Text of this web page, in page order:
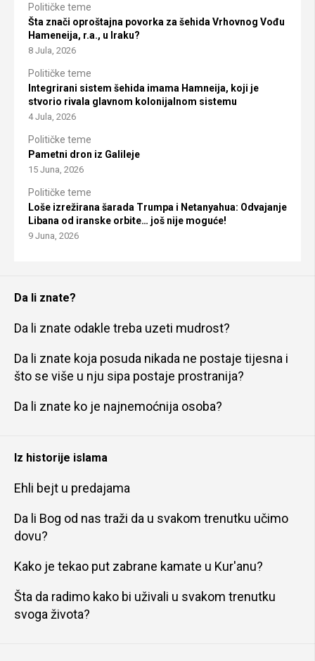
Političke teme
Šta znači oproštajna povorka za šehida Vrhovnog Vođu
Hameneija, r.a., u Iraku?
8 Jula, 2026
Političke teme
Integrirani sistem šehida imama Hamneija, koji je
stvorio rivala glavnom kolonijalnom sistemu
4 Jula, 2026
Političke teme
Pametni dron iz Galileje
15 Juna, 2026
Političke teme
Loše izrežirana šarada Trumpa i Netanyahua: Odvajanje
Libana od iranske orbite… još nije moguće!
9 Juna, 2026
Da li znate?
Da li znate odakle treba uzeti mudrost?
Da li znate koja posuda nikada ne postaje tijesna i
što se više u nju sipa postaje prostranija?
Da li znate ko je najnemoćnija osoba?
Iz historije islama
Ehli bejt u predajama
Da li Bog od nas traži da u svakom trenutku učimo
dovu?
Kako je tekao put zabrane kamate u Kur'anu?
Šta da radimo kako bi uživali u svakom trenutku
svoga života?